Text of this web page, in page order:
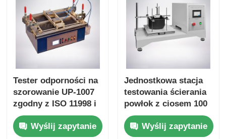
Tester odporności na
szorowanie UP-1007
zgodny z ISO 11998 i
ASTM D2486 z
częstotliwością ruchu
Wyślij zapytanie
Jednostkowa stacja
testowania ścierania
powłok z ciosem 100
mm ± 5 mm i
prędkością 6,5 ± 0,2
Wyślij zapytanie